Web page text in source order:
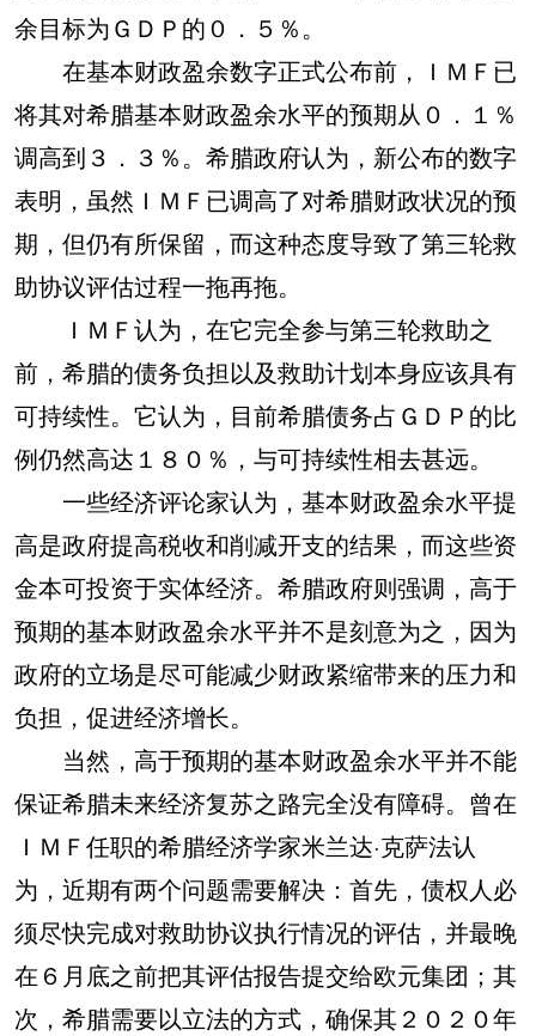
余目标为ＧＤＰ的０．５％。
在基本财政盈余数字正式公布前，ＩＭＦ已
将其对希腊基本财政盈余水平的预期从０．１％
调高到３．３％。希腊政府认为，新公布的数字
表明，虽然ＩＭＦ已调高了对希腊财政状况的预
期，但仍有所保留，而这种态度导致了第三轮救
助协议评估过程一拖再拖。
ＩＭＦ认为，在它完全参与第三轮救助之
前，希腊的债务负担以及救助计划本身应该具有
可持续性。它认为，目前希腊债务占ＧＤＰ的比
例仍然高达１８０％，与可持续性相去甚远。
一些经济评论家认为，基本财政盈余水平提
高是政府提高税收和削减开支的结果，而这些资
金本可投资于实体经济。希腊政府则强调，高于
预期的基本财政盈余水平并不是刻意为之，因为
政府的立场是尽可能减少财政紧缩带来的压力和
负担，促进经济增长。
当然，高于预期的基本财政盈余水平并不能
保证希腊未来经济复苏之路完全没有障碍。曾在
ＩＭＦ任职的希腊经济学家米兰达·克萨法认
为，近期有两个问题需要解决：首先，债权人必
须尽快完成对救助协议执行情况的评估，并最晚
在６月底之前把其评估报告提交给欧元集团；其
次，希腊需要以立法的方式，确保其２０２０年